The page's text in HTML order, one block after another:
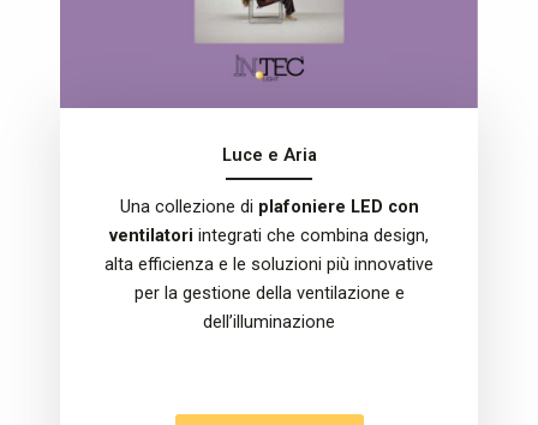
Luce e Aria
Una collezione di plafoniere LED con
ventilatori integrati che combina design,
alta efficienza e le soluzioni più innovative
per la gestione della ventilazione e
dell’illuminazione